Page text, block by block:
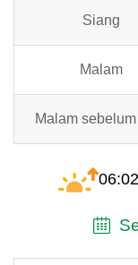
Siang
Malam
Malam
06:02